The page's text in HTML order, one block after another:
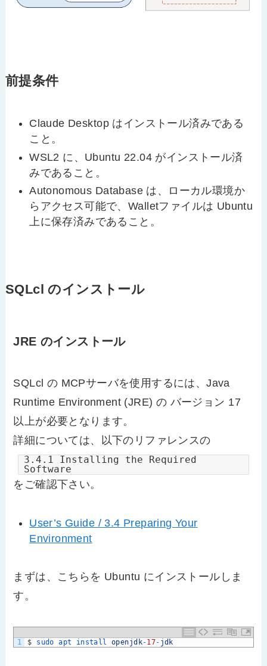
前提条件
Claude Desktop はインストール済みである
こと。
WSL2 に、Ubuntu 22.04 がインストール済
みであること。
Autonomous Database は、ローカル環境か
らアクセス可能で、Walletファイルは Ubuntu
上に保存済みであること。
SQLcl のインストール
JRE のインストール
SQLcl の MCPサーバを使用するには、Java
Runtime Environment (JRE) の バージョン 17
以上が必要となります。
詳細については、以下のリファレンスの
3.4.1 Installing the Required
Software
をご確認下さい。
User’s Guide / 3.4 Preparing Your
Environment
まずは、こちらを Ubuntu にインストールしま
す。
1 $ sudo apt install openjdk-17- jdk